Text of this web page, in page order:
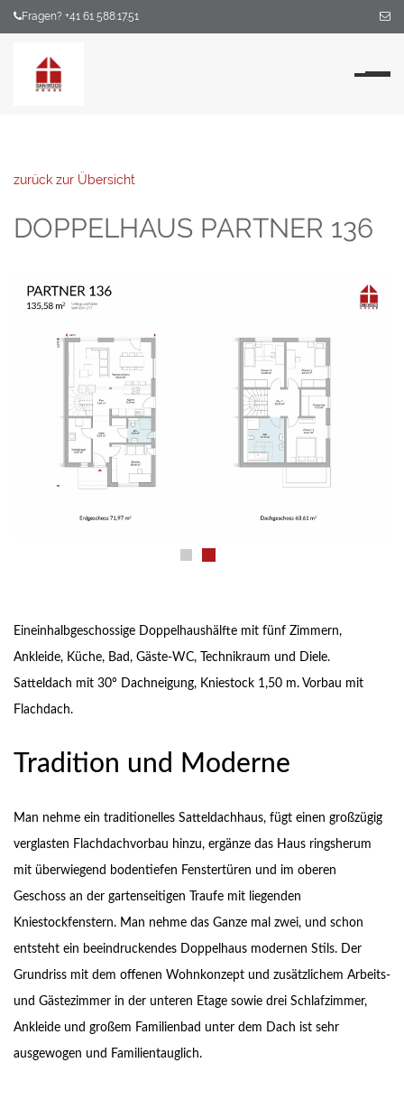
Fragen? +41 61 588.17.51
zurück zur Übersicht
DOPPELHAUS PARTNER 136
Eineinhalbgeschossige Doppelhaushälfte mit fünf Zimmern,
Ankleide, Küche, Bad, Gäste-WC, Technikraum und Diele.
Satteldach mit 30° Dachneigung, Kniestock 1,50 m. Vorbau mit
Flachdach.
Tradition und Moderne
Man nehme ein traditionelles Satteldachhaus, fügt einen großzügig
verglasten Flachdachvorbau hinzu, ergänze das Haus ringsherum
mit überwiegend bodentiefen Fenstertüren und im oberen
Geschoss an der gartenseitigen Traufe mit liegenden
Kniestockfenstern. Man nehme das Ganze mal zwei, und schon
entsteht ein beeindruckendes Doppelhaus modernen Stils. Der
Grundriss mit dem offenen Wohnkonzept und zusätzlichem Arbeits-
und Gästezimmer in der unteren Etage sowie drei Schlafzimmer,
Ankleide und großem Familienbad unter dem Dach ist sehr
ausgewogen und Familientauglich.